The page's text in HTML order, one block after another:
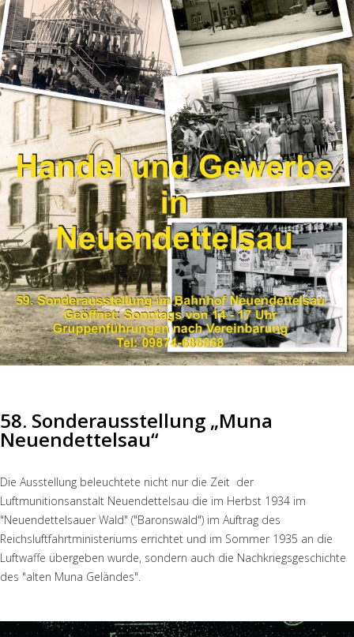
58. Sonderausstellung „Muna
Neuendettelsau“
Die Ausstellung beleuchtete nicht nur die Zeit der
Luftmunitionsanstalt Neuendettelsau die im Herbst 1934 im
"Neuendettelsauer Wald" ("Baronswald") im Auftrag des
Reichsluftfahrtministeriums errichtet und im Sommer 1935 an die
Luftwaffe übergeben wurde, sondern auch die Nachkriegsgeschichte
des "alten Muna Geländes".